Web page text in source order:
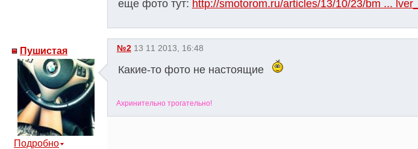
еще фото тут: http://smotorom.ru/articles/13/10/23/bm ...
Пушистая
Подробно
№2 13 11 2013, 16:48
Какие-то фото не настоящие
Ахринительно трогательно!